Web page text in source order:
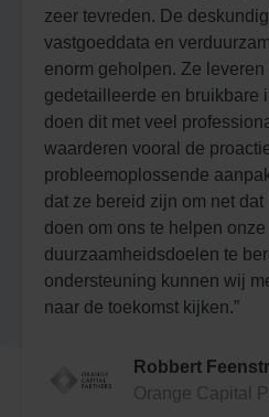
zeer tevreden. De
vastgoeddata en
enorm geholpen. Ze
gedetailleerde en bruikbare
doen dit met veel
waarderen vooral de
probleemoplossende
dat ze bereid zijn om net dat
doen om ons te helpen onze
duurzaamheidsdoelen te
ondersteuning kunnen wij
naar de toekomst kijken.”
Robbert
Orange Capital